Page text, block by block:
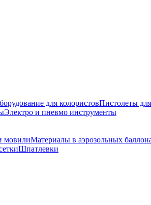
для колористовПистолеты
Электро и пневмо инструменты
мовилиМатериалы в аэрозольных
Шпатлевки